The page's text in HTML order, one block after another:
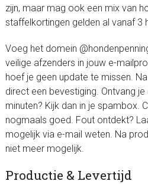
zijn, maar mag ook een mix van
staffelkortingen gelden al vanaf 3
Voeg het domein
veilige afzenders in jouw e-
hoef je geen update te missen.
direct een bevestiging. Ontvang
minuten? Kijk dan in je spambox.
nogmaals goed. Fout ontdekt?
mogelijk via e-mail weten. Na
niet meer mogelijk.
Productie & Levertijd